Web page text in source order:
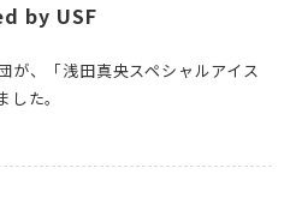
by USF
が、「浅田真央スペシャルアイス
た。